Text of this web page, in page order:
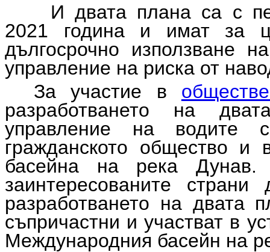
И двата плана са с
2021 година и имат за
дългосрочно използване
управление на риска от
За участие в
разработването на
управление на водите
гражданското общество и
басейна на река
заинтересованите
разработването на
съпричастни и участват в
Международния басейн на